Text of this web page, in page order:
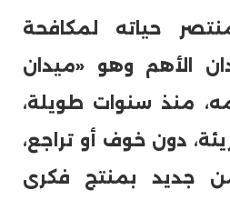
حياته لمكافحة
الأهم وهو «ميدان
منذ سنوات طويلة،
دون خوف أو تراجع،
جديد بمنتج فكرى